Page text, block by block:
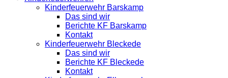
Kinderfeuerwehr Barskamp
Das sind wir
Berichte KF Barskamp
Kontakt
Kinderfeuerwehr Bleckede
Das sind wir
Berichte KF Bleckede
Kontakt